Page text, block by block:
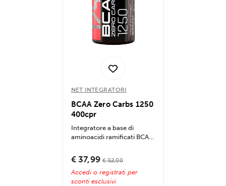
NET INTEGRATORI
BCAA Zero Carbs 1250
400cpr
Integratore a base di
aminoacidi ramificati BCAA
formulazione...
€ 37,99 € 52,00
Accedi o registrati per
sconti esclusivi